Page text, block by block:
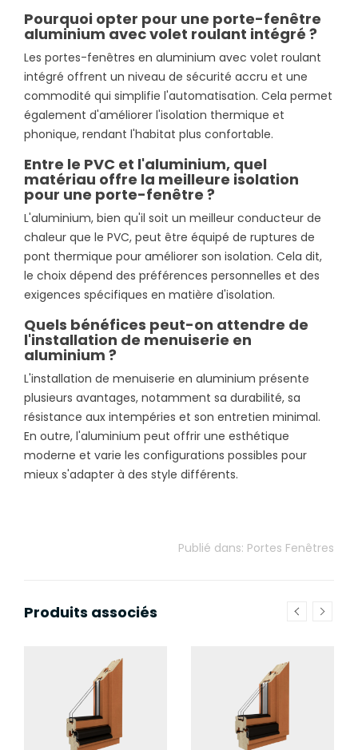
Pourquoi opter pour une porte-fenêtre
aluminium avec volet roulant intégré ?
Les portes-fenêtres en aluminium avec volet roulant
intégré offrent un niveau de sécurité accru et une
commodité qui simplifie l'automatisation. Cela permet
également d'améliorer l'isolation thermique et
phonique, rendant l'habitat plus confortable.
Entre le PVC et l'aluminium, quel
matériau offre la meilleure isolation
pour une porte-fenêtre ?
L'aluminium, bien qu'il soit un meilleur conducteur de
chaleur que le PVC, peut être équipé de ruptures de
pont thermique pour améliorer son isolation. Cela dit,
le choix dépend des préférences personnelles et des
exigences spécifiques en matière d'isolation.
Quels bénéfices peut-on attendre de
l'installation de menuiserie en
aluminium ?
L'installation de menuiserie en aluminium présente
plusieurs avantages, notamment sa durabilité, sa
résistance aux intempéries et son entretien minimal.
En outre, l'aluminium peut offrir une esthétique
moderne et varie les configurations possibles pour
mieux s'adapter à des style différents.
Publié dans: Portes Fenêtres
Produits associés